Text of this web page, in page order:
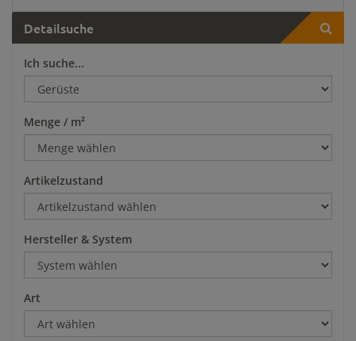
Detailsuche
Ich suche...
Menge / m²
Artikelzustand
Hersteller & System
Art